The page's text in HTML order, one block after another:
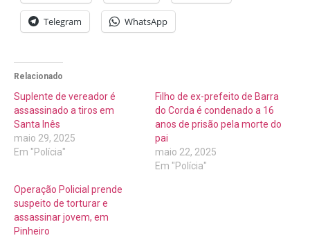
Telegram WhatsApp
Relacionado
Suplente de vereador é
assassinado a tiros em
Santa Inês
maio 29, 2025
Em "Polícia"
Filho de ex-prefeito de Barra
do Corda é condenado a 16
anos de prisão pela morte do
pai
maio 22, 2025
Em "Polícia"
Operação Policial prende
suspeito de torturar e
assassinar jovem, em
Pinheiro